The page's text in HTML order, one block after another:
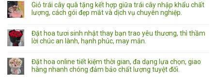
Giỏ trái cây quà tặng kết hợp giữa trái cây nhập khẩu chất
lượng, cách gói đẹp mắt và dịch vụ chuyên nghiệp.
Đặt hoa tươi sinh nhật thay bạn trao yêu thương, thì thầm
lời chúc an lành, hạnh phúc, may mắn.
Đặt hoa online tiết kiệm thời gian, đa dạng lựa chọn, giao
hàng nhanh chóng đảm bảo chất lượng tuyệt đối.